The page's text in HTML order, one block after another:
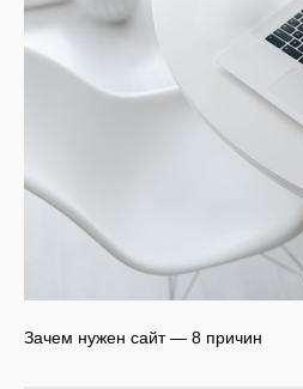
Зачем нужен сайт — 8 причин